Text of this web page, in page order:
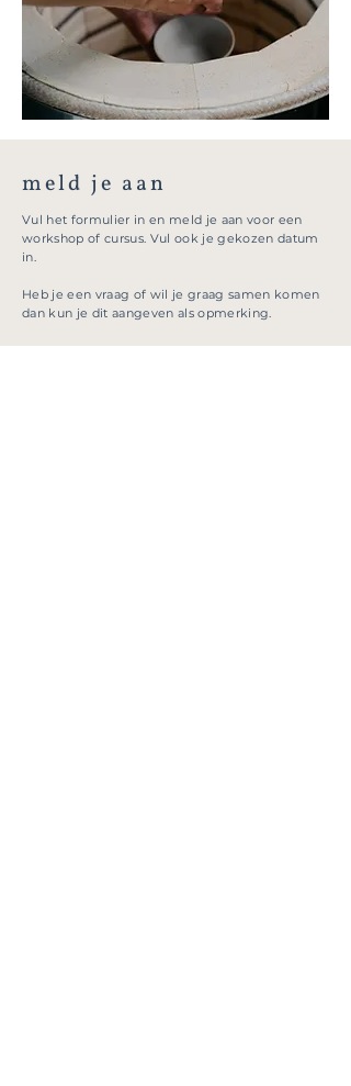
meld je aan
Vul het formulier in en meld je aan voor een
workshop of cursus. Vul ook je gekozen datum
in.
Heb je een vraag of wil je graag samen komen
dan kun je dit aangeven als opmerking.